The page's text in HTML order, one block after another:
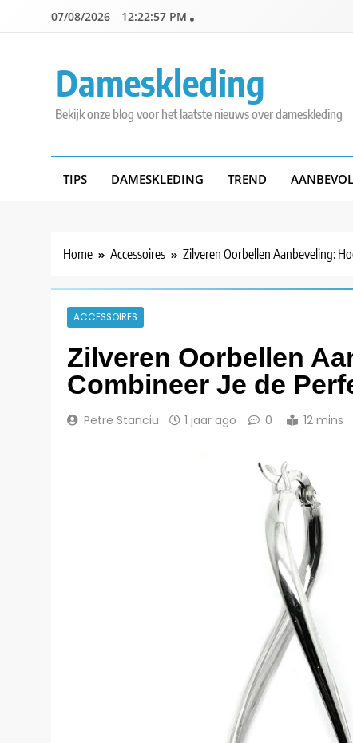
07/08/2026 12:22:58 PM
Dameskleding
Bekijk onze blog voor het laatste nieuws over dameskleding
TIPS DAMESKLEDING TREND
Home Accessoires Zilveren Oorbellen Aanbeveling:
ACCESSOIRES
Zilveren Oorbellen
Combineer Je de
Petre Stanciu 1 jaar ago 0 12 mins